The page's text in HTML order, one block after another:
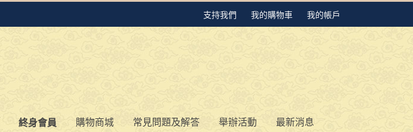
支持我們 我的購物車 我的帳戶
終身會員 購物商城 常見問題及解答 舉辦活動 最新消息